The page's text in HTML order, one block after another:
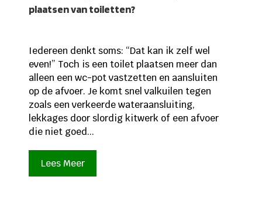
plaatsen van toiletten?
Iedereen denkt soms: “Dat kan ik zelf wel
even!” Toch is een toilet plaatsen meer dan
alleen een wc-pot vastzetten en aansluiten
op de afvoer. Je komt snel valkuilen tegen
zoals een verkeerde wateraansluiting,
lekkages door slordig kitwerk of een afvoer
die niet goed...
Lees Meer